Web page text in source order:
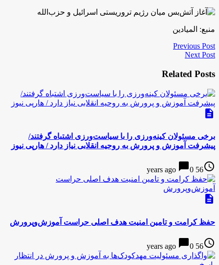
منبع: المیادین
Previous Post
Next Post
Related Posts
description
برخی مسئولان کینه‌ورزی را با سیاست‌ورزی اشتباه گرفتند/
پیشرفت آموزش و پرورش به روحیه انقلابی نیاز دارد / هارپی نیوز
access_time
56 years ago
chat_bubble0
description
حفظ کرامت و تامین امنیت هدف اصلی حراست آموزش‌وپرورش
access_time
56 years ago
chat_bubble0